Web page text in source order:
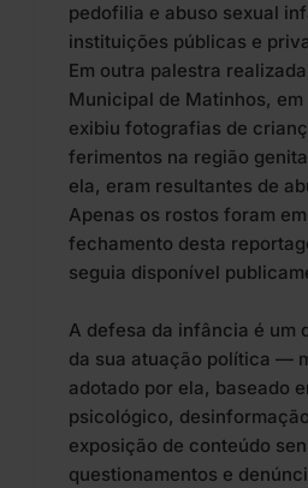
pedofilia e abuso sexual
instituições públicas e
Em outra palestra
Municipal de Matinhos, em
exibiu fotografias de
ferimentos na região
ela, eram resultantes de
Apenas os rostos foram
fechamento desta
seguia disponível
A defesa da infância é um
da sua atuação política —
adotado por ela, baseado
psicológico,
exposição de conteúdo
questionamentos e